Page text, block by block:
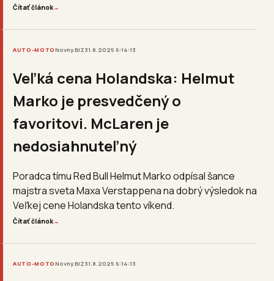
Čítať článok→
AUTO-MOTONovny.BIZ31.8.2025 6:14:13
Veľká cena Holandska: Helmut
Marko je presvedčený o
favoritovi. McLaren je
nedosiahnuteľný
Poradca tímu Red Bull Helmut Marko odpísal šance
majstra sveta Maxa Verstappena na dobrý výsledok na
Veľkej cene Holandska tento víkend.
Čítať článok→
AUTO-MOTONovny.BIZ31.8.2025 6:14:13